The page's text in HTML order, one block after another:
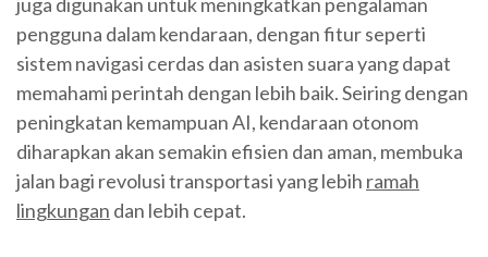
pengguna dalam kendaraan, dengan fitur seperti
sistem navigasi cerdas dan asisten suara yang dapat
memahami perintah dengan lebih baik. Seiring dengan
peningkatan kemampuan AI, kendaraan otonom
diharapkan akan semakin efisien dan aman, membuka
jalan bagi revolusi transportasi yang lebih ramah
lingkungan dan lebih cepat.